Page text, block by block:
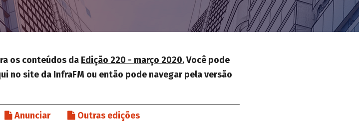
os conteúdos da Edição 220 - março 2020.Você pode
no site da InfraFM ou então pode navegar pela versão
Anunciar Outras edições